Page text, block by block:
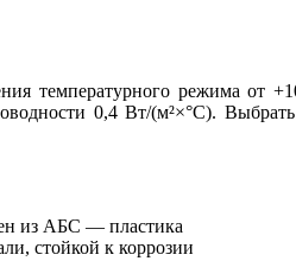
температурного режима от
0,4 Вт/(м²×°C).
из АБС — пластика
стойкой к коррозии